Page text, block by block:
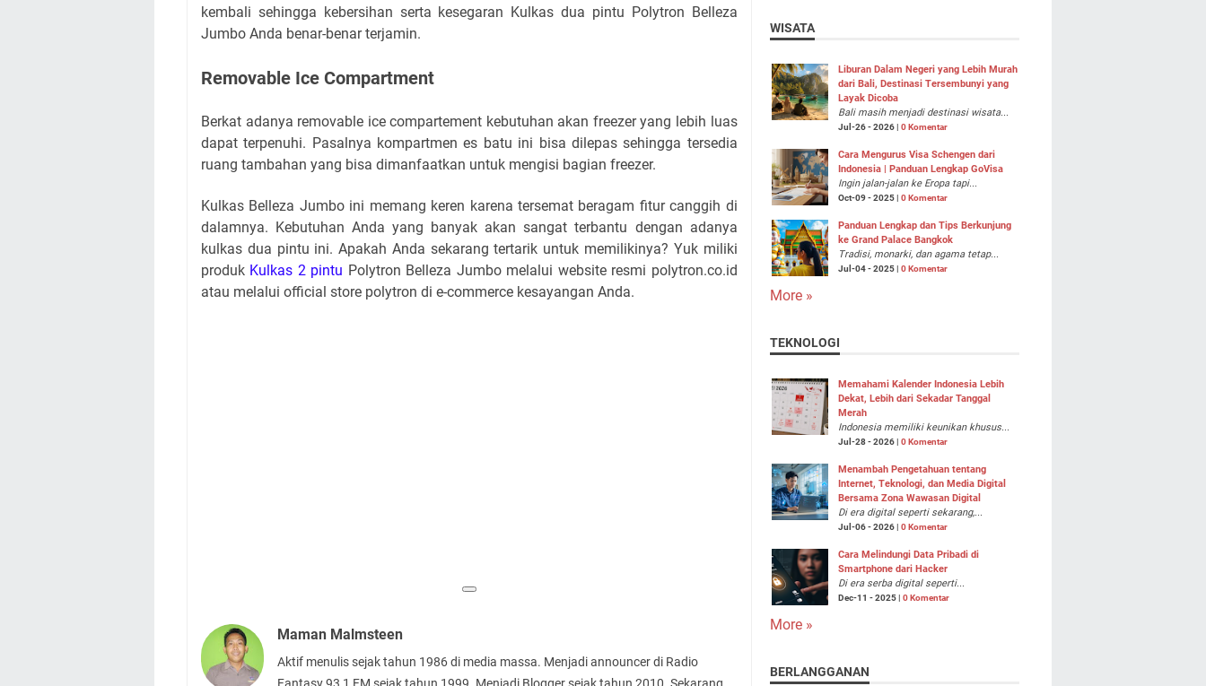
kembali sehingga kebersihan serta kesegaran Kulkas dua pintu Polytron Belleza
Jumbo Anda benar-benar terjamin.
Removable Ice Compartment
Berkat adanya removable ice compartement kebutuhan akan freezer yang lebih luas
dapat terpenuhi. Pasalnya kompartmen es batu ini bisa dilepas sehingga tersedia
ruang tambahan yang bisa dimanfaatkan untuk mengisi bagian freezer.
Kulkas Belleza Jumbo ini memang keren karena tersemat beragam fitur canggih di
dalamnya. Kebutuhan Anda yang banyak akan sangat terbantu dengan adanya
kulkas dua pintu ini. Apakah Anda sekarang tertarik untuk memilikinya? Yuk miliki
produk Kulkas 2 pintu Polytron Belleza Jumbo melalui website resmi polytron.co.id
atau melalui official store polytron di e-commerce kesayangan Anda.
Maman Malmsteen
Aktif menulis sejak tahun 1986 di media massa. Menjadi announcer di Radio
Fantasy 93,1 FM sejak tahun 1999. Menjadi Blogger sejak tahun 2010. Sekarang
WISATA
Liburan Dalam Negeri yang Lebih Murah
dari Bali, Destinasi Tersembunyi yang
Layak Dicoba
Bali masih menjadi destinasi wisata...
Jul-26 - 2026 | 0 Komentar
Cara Mengurus Visa Schengen dari
Indonesia | Panduan Lengkap GoVisa
Ingin jalan-jalan ke Eropa tapi...
Oct-09 - 2025 | 0 Komentar
Panduan Lengkap dan Tips Berkunjung
ke Grand Palace Bangkok
Tradisi, monarki, dan agama tetap...
Jul-04 - 2025 | 0 Komentar
More »
TEKNOLOGI
Memahami Kalender Indonesia Lebih
Dekat, Lebih dari Sekadar Tanggal
Merah
Indonesia memiliki keunikan khusus...
Jul-28 - 2026 | 0 Komentar
Menambah Pengetahuan tentang
Internet, Teknologi, dan Media Digital
Bersama Zona Wawasan Digital
Di era digital seperti sekarang,...
Jul-06 - 2026 | 0 Komentar
Cara Melindungi Data Pribadi di
Smartphone dari Hacker
Di era serba digital seperti...
Dec-11 - 2025 | 0 Komentar
More »
BERLANGGANAN